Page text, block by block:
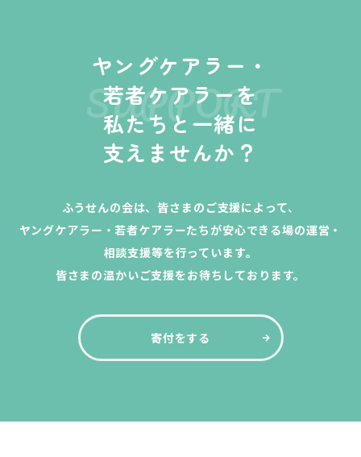
ヤングケアラー・
若者ケアラーを
私たちと一緒に
支えませんか？
SUPPORT
ふうせんの会は、皆さまのご支援によって、
ヤングケアラー・若者ケアラーたちが安心できる場の運営・
相談支援等を行っています。
皆さまの温かいご支援をお待ちしております。
寄付をする